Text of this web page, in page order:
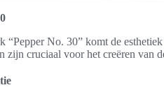
“Pepper No. 30” komt de
zijn cruciaal voor het creëren van